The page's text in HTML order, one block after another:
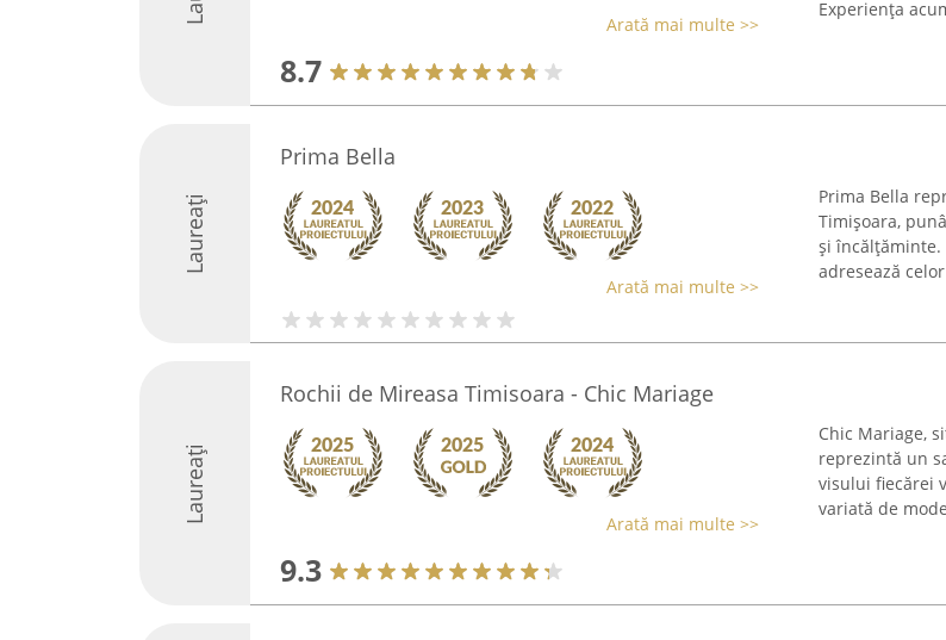
Arată mai multe >>
8.7
Experiența
Laureați
Prima Bella
Arată mai multe >>
Prima Bella
Timișoara,
și încălțăminte.
adresează
Laureați
Rochii de Mireasa Timisoara - Chic Mariage
Arată mai multe >>
9.3
Chic Mariage,
reprezintă un
visului fiecărei
variată de